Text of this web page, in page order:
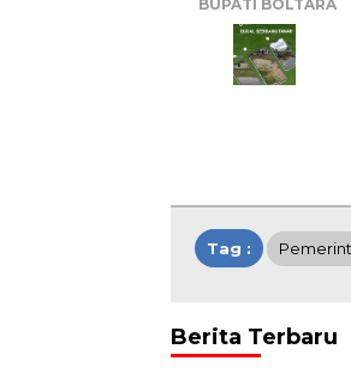
BUPATI BOLTARA
Tag :
Berita Terbaru